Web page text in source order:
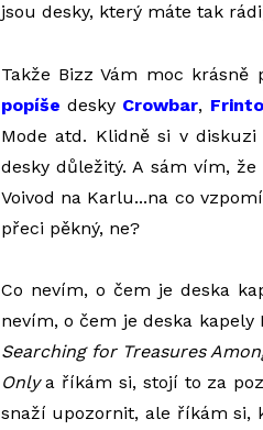
jsou desky, který máte tak
Takže Bizz Vám moc krásně
popíše desky Crowbar,
Mode atd. Klidně si v
desky důležitý. A sám vím,
Voivod na Karlu...na co
přeci pěkný, ne?
Co nevím, o čem je deska
nevím, o čem je deska kapely
Searching for Treasures
Onlya říkám si, stojí to za
snaží upozornit, ale říkám si,